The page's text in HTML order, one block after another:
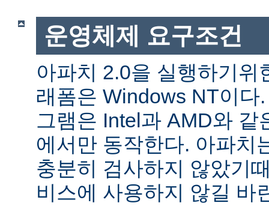
운영체제 요구조건
아파치 2.0을 실행하기위
래폼은 Windows NT이다
그램은 Intel과 AMD와 같
에서만 동작한다. 아파치
충분히 검사하지 않았기
비스에 사용하지 않길 바